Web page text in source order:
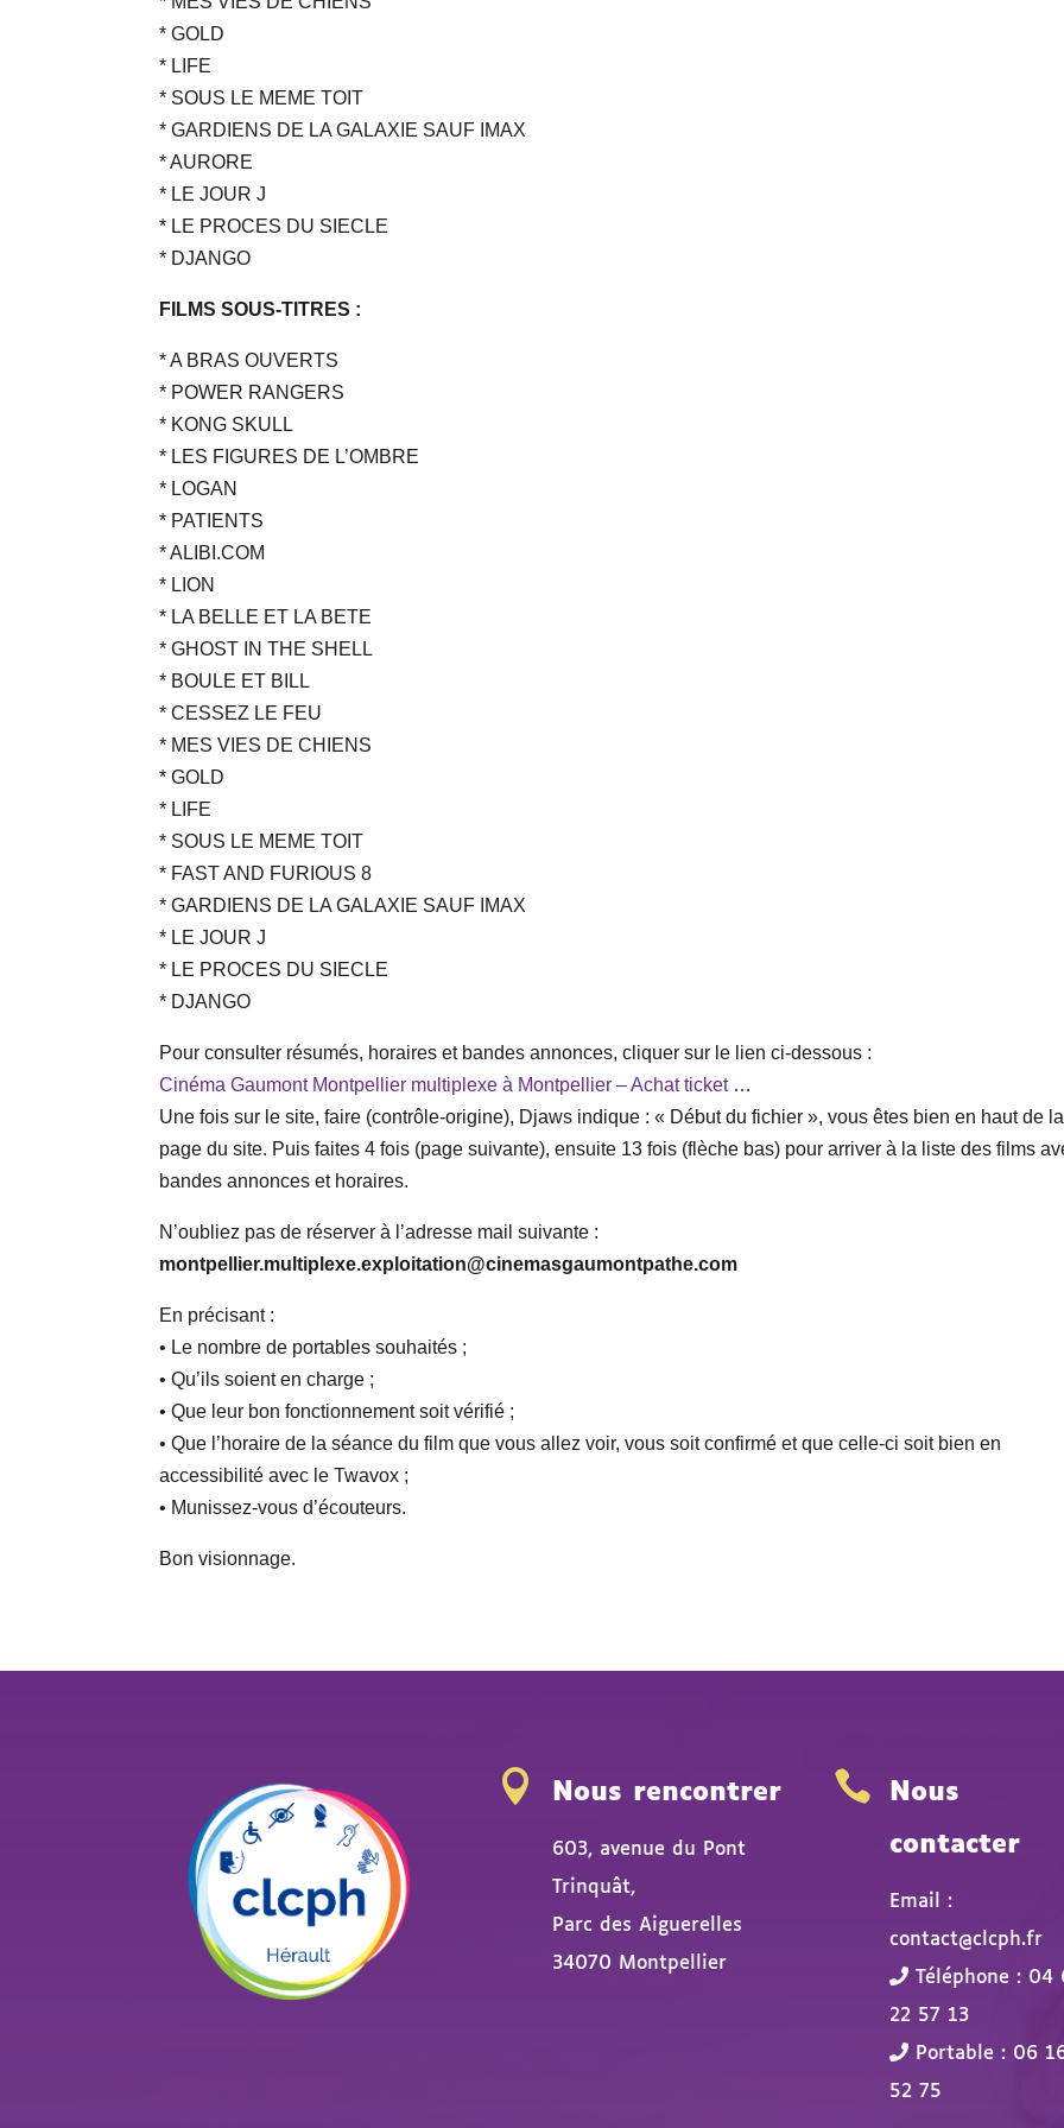
* GOLD
* LIFE
* SOUS LE MEME TOIT
* GARDIENS DE LA GALAXIE SAUF IMAX
* AURORE
* LE JOUR J
* LE PROCES DU SIECLE
* DJANGO
FILMS SOUS-TITRES :
* A BRAS OUVERTS
* POWER RANGERS
* KONG SKULL
* LES FIGURES DE L’OMBRE
* LOGAN
* PATIENTS
* ALIBI.COM
* LION
* LA BELLE ET LA BETE
* GHOST IN THE SHELL
* BOULE ET BILL
* CESSEZ LE FEU
* MES VIES DE CHIENS
* GOLD
* LIFE
* SOUS LE MEME TOIT
* FAST AND FURIOUS 8
* GARDIENS DE LA GALAXIE SAUF IMAX
* LE JOUR J
* LE PROCES DU SIECLE
* DJANGO
Pour consulter résumés, horaires et bandes annonces, cliquer sur le lien ci-dessous :
Cinéma Gaumont Montpellier multiplexe à Montpellier – Achat ticket…
Une fois sur le site, faire (contrôle-origine), Djaws indique : « Début du fichier », vous êtes bien en haut de la
page du site. Puis faites 4 fois (page suivante), ensuite 13 fois (flèche bas) pour arriver à la liste des films
bandes annonces et horaires.
N’oubliez pas de réserver à l’adresse mail suivante :
montpellier.multiplexe.exploitation@cinemasgaumontpathe.com
En précisant :
• Le nombre de portables souhaités ;
• Qu’ils soient en charge ;
• Que leur bon fonctionnement soit vérifié ;
• Que l’horaire de la séance du film que vous allez voir, vous soit confirmé et que celle-ci soit bien en
accessibilité avec le Twavox ;
• Munissez-vous d’écouteurs.
Bon visionnage.
 Nous rencontrer
603, avenue du Pont
Trinquât,
Parc des Aiguerelles
34070 Montpellier

Nous
contacter
Email :
contact@clcph.fr
Téléphone : 04
22 57 13
Portable : 06
52 75